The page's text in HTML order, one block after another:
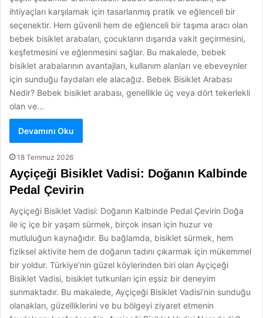
ihtiyaçları karşılamak için tasarlanmış pratik ve eğlenceli bir
seçenektir. Hem güvenli hem de eğlenceli bir taşıma aracı olan
bebek bisiklet arabaları, çocukların dışarıda vakit geçirmesini,
keşfetmesini ve eğlenmesini sağlar. Bu makalede, bebek
bisiklet arabalarının avantajları, kullanım alanları ve ebeveynler
için sunduğu faydaları ele alacağız. Bebek Bisiklet Arabası
Nedir? Bebek bisiklet arabası, genellikle üç veya dört tekerlekli
olan ve…
Devamını Oku
18 Temmuz 2026
Ayçiçeği Bisiklet Vadisi: Doğanın Kalbinde
Pedal Çevirin
Ayçiçeği Bisiklet Vadisi: Doğanın Kalbinde Pedal Çevirin Doğa
ile iç içe bir yaşam sürmek, birçok insan için huzur ve
mutluluğun kaynağıdır. Bu bağlamda, bisiklet sürmek, hem
fiziksel aktivite hem de doğanın tadını çıkarmak için mükemmel
bir yoldur. Türkiye’nin güzel köylerinden biri olan Ayçiçeği
Bisiklet Vadisi, bisiklet tutkunları için eşsiz bir deneyim
sunmaktadır. Bu makalede, Ayçiçeği Bisiklet Vadisi’nin sunduğu
olanakları, güzelliklerini ve bu bölgeyi ziyaret etmenin